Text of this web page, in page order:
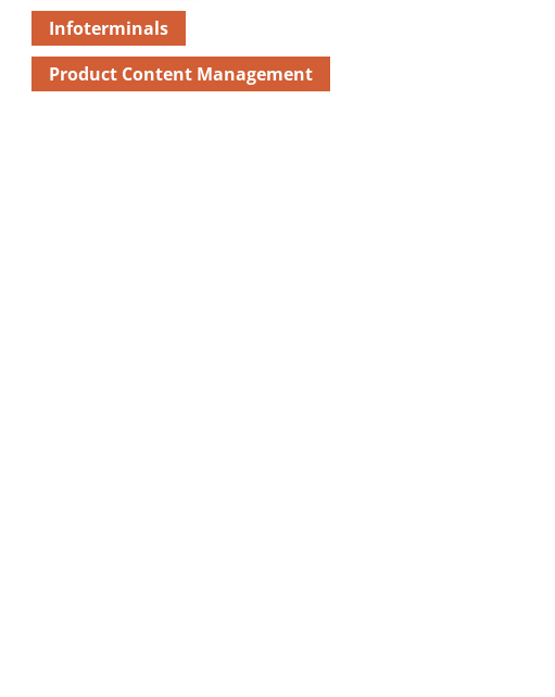
Infoterminals
Product Content Management